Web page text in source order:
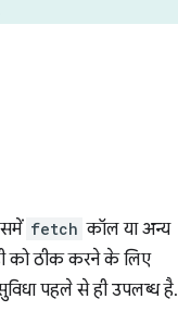
fetch कॉल या अन्य
को ठीक करने के लिए
पहले से ही उपलब्ध है.